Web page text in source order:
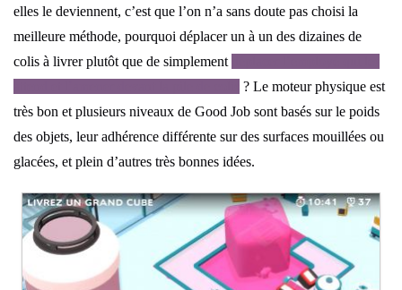
elles le deviennent, c’est que l’on n’a sans doute pas choisi la
meilleure méthode, pourquoi déplacer un à un des dizaines de
colis à livrer plutôt que de simplement
? Le moteur physique est
très bon et plusieurs niveaux de Good Job sont basés sur le poids
des objets, leur adhérence différente sur des surfaces mouillées ou
glacées, et plein d’autres très bonnes idées.